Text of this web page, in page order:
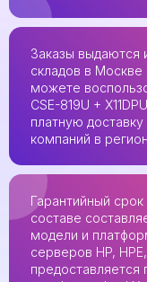
Заказы выдаются
складов в
можете
CSE-819U +
платную
компаний в
Гарантийный
составе
модели и
серверов HP,
предоставляется